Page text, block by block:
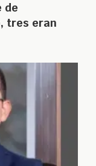
de
tres eran